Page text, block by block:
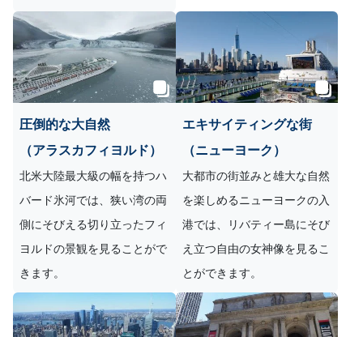
圧倒的な大自然
（アラスカフィヨルド）
北米大陸最大級の幅を持つハ
バード氷河では、狭い湾の両
側にそびえる切り立ったフィ
ヨルドの景観を見ることがで
きます。
エキサイティングな街
（ニューヨーク）
大都市の街並みと雄大な自然
を楽しめるニューヨークの入
港では、リバティー島にそび
え立つ自由の女神像を見るこ
とができます。